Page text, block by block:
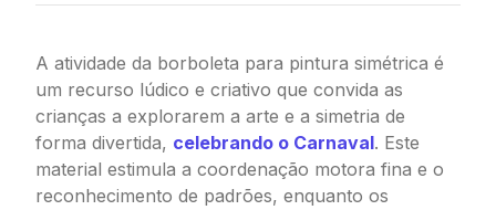
A atividade da borboleta para pintura simétrica é
um recurso lúdico e criativo que convida as
crianças a explorarem a arte e a simetria de
forma divertida, celebrando o Carnaval. Este
material estimula a coordenação motora fina e o
reconhecimento de padrões, enquanto os